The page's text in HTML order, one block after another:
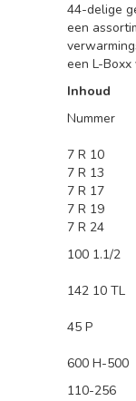
44-delige
een
een L-
Inhoud
Nummer
7 R 10
7 R 13
7 R 17
7 R 19
7 R 24
100 1.1/2
142 10 TL
45 P
600 H-500
110-256